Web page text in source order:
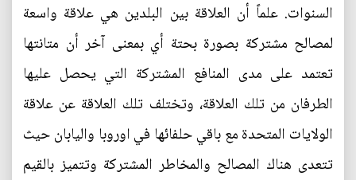
السنوات. علماً أن العلاقة بين البلدين هي علاقة واسعة
لمصالح مشتركة بصورة بحتة أي بمعنى آخر أن متانتها
تعتمد على مدى المنافع المشتركة التي يحصل عليها
الطرفان من تلك العلاقة، وتختلف تلك العلاقة عن علاقة
الولايات المتحدة مع باقي حلفائها في اوروبا واليابان حيث
تتعدى هناك المصالح والمخاطر المشتركة وتتميز بالقيم